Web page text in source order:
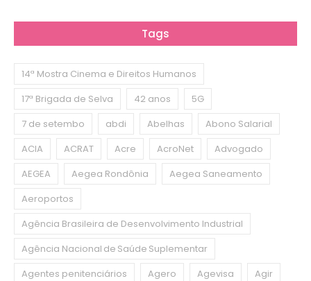
Tags
14ª Mostra Cinema e Direitos Humanos
17ª Brigada de Selva
42 anos
5G
7 de setembo
abdi Abelhas
Abono Salarial
ACIA
ACRAT Acre AcroNet
Advogado
AEGEA
Aegea Rondônia
Aegea Saneamento
Aeroportos
Agência Brasileira de Desenvolvimento Industrial
Agência Nacional de Saúde Suplementar
Agentes penitenciários
Agero Agevisa
Agir